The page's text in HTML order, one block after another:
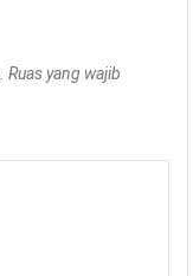
Ruas yang wajib